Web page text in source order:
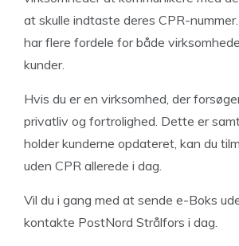
at skulle indtaste deres CPR-
har flere fordele for både
kunder.
Hvis du er en virksomhed, der
privatliv og fortrolighed. Dette er
holder kunderne opdateret, kan du
uden CPR allerede i dag.
Vil du i gang med at sende e-Boks
kontakte PostNord Strålfors i dag.